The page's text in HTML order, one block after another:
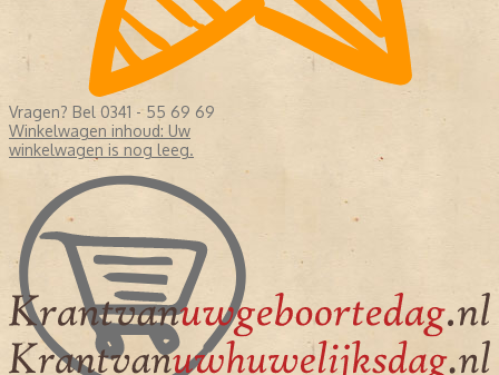
Vragen? Bel 0341 - 55 69 69
Winkelwagen inhoud: Uw
winkelwagen is nog leeg.